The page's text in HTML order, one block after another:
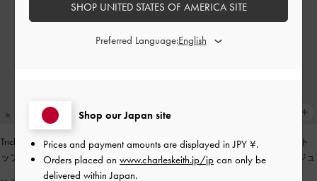
Tricha トリチャ ノッテッドベルト ト
ップハンドルバッグ-ブラック
Tricha トリチャ ノッテッドベルト ト
ップハンドルバッグ-サンドベージュ
Shop our Japan site
Prices and payment amounts are displayed inJPY ¥.
Orders placed on www.charleskeith.jp/jp can only be
delivered within Japan.
SHOP UNITED STATES OF AMERICA SITE
Preferred Language: